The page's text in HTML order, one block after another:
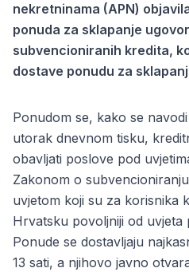
nekretninama (APN)
ponuda za sklapanje
subvencioniranih kredita,
dostave ponudu za
Ponudom se, kako se
utorak dnevnom tisku,
obavljati poslove pod
Zakonom o
uvjetom koji su za korisnika
Hrvatsku povoljniji od uvjeta
Ponude se dostavljaju
13 sati, a njihovo javno